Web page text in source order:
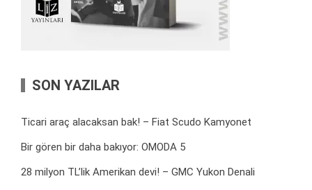
SON YAZILAR
Ticari araç alacaksan bak! – Fiat Scudo Kamyonet
Bir gören bir daha bakıyor: OMODA 5
28 milyon TL’lik Amerikan devi! – GMC Yukon Denali